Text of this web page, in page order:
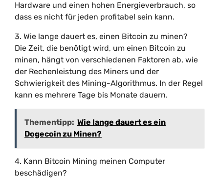
Hardware und einen hohen Energieverbrauch, so
dass es nicht für jeden profitabel sein kann.
3. Wie lange dauert es, einen Bitcoin zu minen?
Die Zeit, die benötigt wird, um einen Bitcoin zu
minen, hängt von verschiedenen Faktoren ab, wie
der Rechenleistung des Miners und der
Schwierigkeit des Mining-Algorithmus. In der Regel
kann es mehrere Tage bis Monate dauern.
Thementipp: Wie lange dauert es ein
Dogecoin zu Minen?
4. Kann Bitcoin Mining meinen Computer
beschädigen?